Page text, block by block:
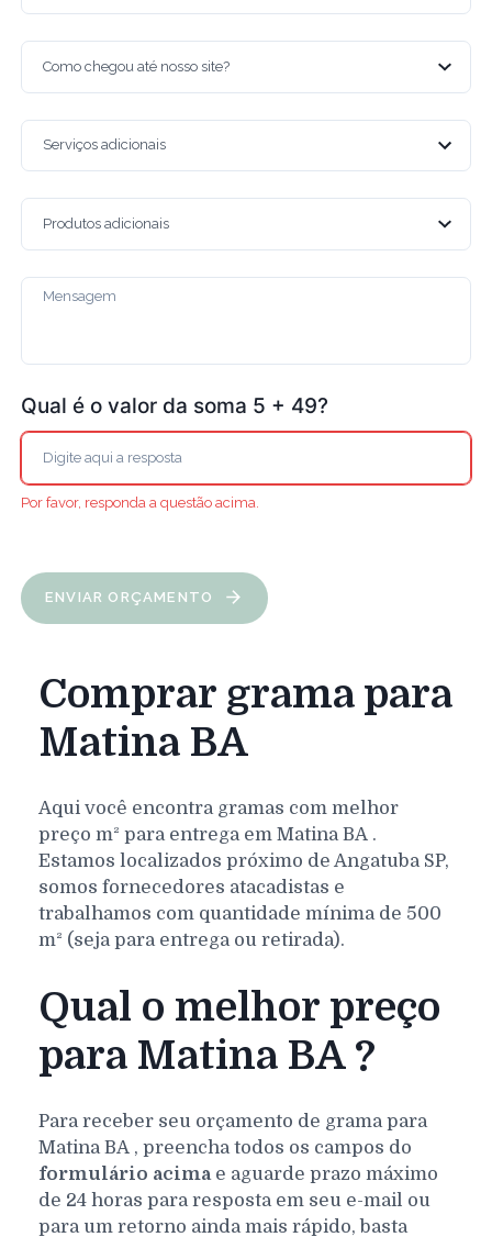
Qual é o valor da soma 5 + 49?
Por favor, responda a questão acima.
ENVIAR ORÇAMENTO
Comprar grama para
Matina BA
Aqui você encontra gramas com melhor
preço m² para entrega em Matina BA .
Estamos localizados próximo de Angatuba SP,
somos fornecedores atacadistas e
trabalhamos com quantidade mínima de 500
m² (seja para entrega ou retirada).
Qual o melhor preço
para Matina BA ?
Para receber seu orçamento de grama para
Matina BA , preencha todos os campos do
formulário acima e aguarde prazo máximo
de 24 horas para resposta em seu e-mail ou
para um retorno ainda mais rápido, basta